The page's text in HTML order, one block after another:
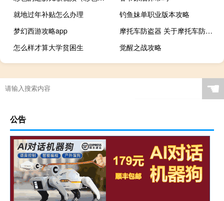
就地过年补贴怎么办理
钓鱼妹单职业版本攻略
梦幻西游攻略app
摩托车防盗器 关于摩托车防盗器的介绍
怎么样才算大学贫困生
觉醒之战攻略
☚
公告